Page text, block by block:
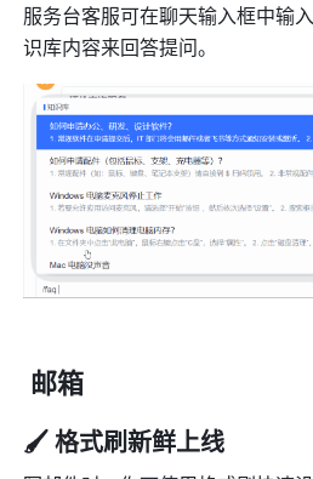
服务台客服可在聊天输入框中输
识库内容来回答提问。
邮箱
🖌️ 格式刷新鲜上线